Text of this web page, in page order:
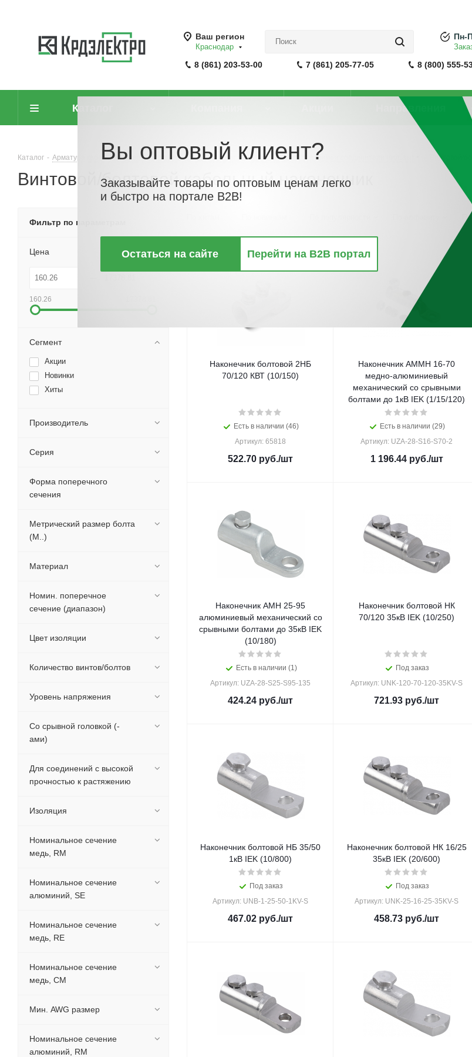
Ваш регион
Краснодар
8 (861) 203-53-00 7 (861) 205-77-05 8 (800) 555-
Пн-
Каталог Направления
Каталог - Арматура кабельная, крепеж и аксессуары для кабеля - Кабельные наконечники и соединители (гильзы) Винтовой/
Винтовой/болтовой кабельный наконечник
Наконечник болтовой 2НБ
70/120 КВТ (10/150)
Есть в наличии (46)
Артикул: 65818
522.70 руб./шт
Наконечник АММН 16-70
медно-алюминиевый
механический со срывными
болтами до 1кВ IEK (1/15/120)
Есть в наличии (29)
Артикул: UZA-28-S16-S70-2
1 196.44руб./шт
Наконечник АМН 25-95
алюминиевый механический со
срывными болтами до 35кВ IEK
(10/180)
Есть в наличии (1)
Артикул: UZA-28-S25-S95-135
424.24 руб./шт
Наконечник болтовой НК
70/120 35кВ IEK (10/250)
Под заказ
Артикул: UNK-120-70-120-35KV-S
721.93 руб./шт
Наконечник болтовой НБ 35/50
1кВ IEK (10/800)
Под заказ
Артикул: UNB-1-25-50-1KV-S
467.02 руб./шт
Наконечник болтовой НК 16/25
35кВ IEK (20/600)
Под заказ
Артикул: UNK-25-16-25-35KV-S
458.73 руб./шт
Фильтр по параметрам
Цена
160.26
Сегмент
Акции
Новинки
Хиты
Производитель
Серия
Форма поперечного
сечения
Метрический размер болта
(М..)
Материал
Номин. поперечное
сечение (диапазон)
Цвет изоляции
Количество винтов/болтов
Уровень напряжения
Со срывной головкой (-
ами)
Для соединений с высокой
прочностью к растяжению
Изоляция
Номинальное сечение
медь, RМ
Номинальное сечение
алюминий, SE
Номинальное сечение
медь, RE
Номинальное сечение
медь, СМ
Мин. AWG размер
Номинальное сечение
алюминий, RМ
Вы оптовый клиент?
Заказывайте товары по оптовым ценам легко
и быстро на портале B2B!
Остаться на сайте Перейти на B2B портал